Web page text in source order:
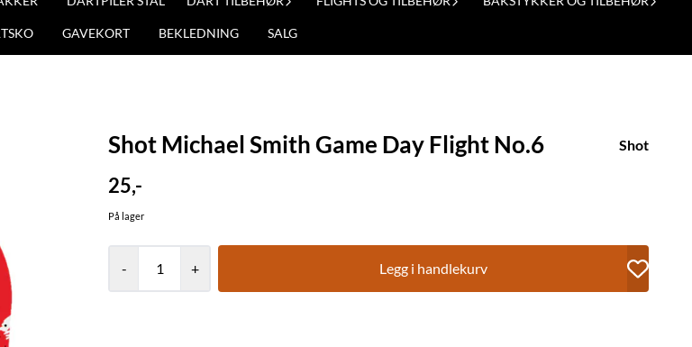
GAVEKORT BEKLEDNING SALG
Shot Michael Smith Game Day Flight No.6 Shot
25,-
På lager
- + Legg i handlekurv